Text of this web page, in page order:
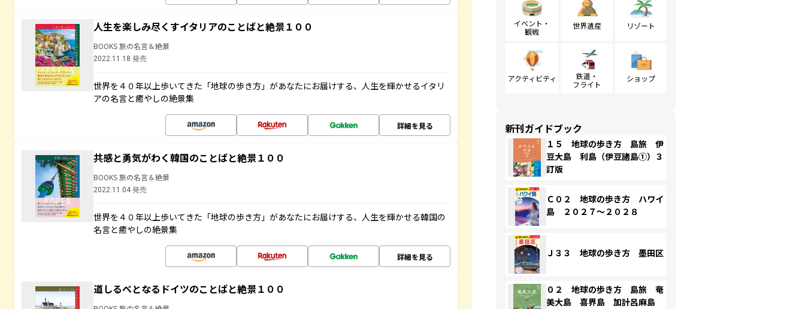
人生を楽しみ尽くすイタリアのことばと絶景１００
BOOKS 旅の名言＆絶景
2022.11.18 発売
世界を４０年以上歩いてきた「地球の歩き方」があなたにお届けする、人生を輝かせるイタリ
アの名言と癒やしの絶景集
詳細を見る
共感と勇気がわく韓国のことばと絶景１００
BOOKS 旅の名言＆絶景
2022.11.04 発売
世界を４０年以上歩いてきた「地球の歩き方」があなたにお届けする、人生を輝かせる韓国の
名言と癒やしの絶景集
詳細を見る
道しるべとなるドイツのことばと絶景１００
イベント・
観戦
世界遺産 リゾート
アクティビティ
鉄道・
フライト
ショップ
新刊ガイドブック
１５ 地球の歩き方 島旅 伊
豆大島 利島（伊豆諸島①）３
訂版
Ｃ０２ 地球の歩き方 ハワイ
島 ２０２７～２０２８
Ｊ３３ 地球の歩き方 墨田区
０２ 地球の歩き方 島旅 奄
美大島 喜界島 加計呂麻島